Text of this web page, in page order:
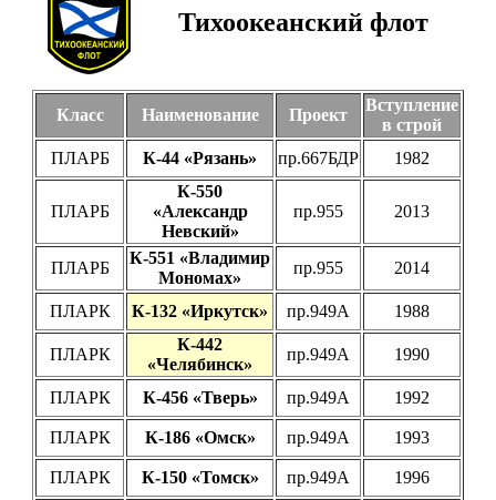
Тихоокеанский флот
Класс Наименование Проект
Вступление
в строй
ПЛАРБ
К-44 «Рязань» пр.667БДР 1982
ПЛАРБ
К-550
«Александр
Невский»
пр.955 2013
ПЛАРБ
К-551 «Владимир
Мономах»
пр.955 2014
ПЛАРК К-132 «Иркутск» пр.949А 1988
ПЛАРК
К-442
«Челябинск»
пр.949А 1990
ПЛАРК К-456 «Тверь» пр.949А 1992
ПЛАРК К-186 «Омск» пр.949А 1993
ПЛАРК К-150 «Томск» пр.949А 1996